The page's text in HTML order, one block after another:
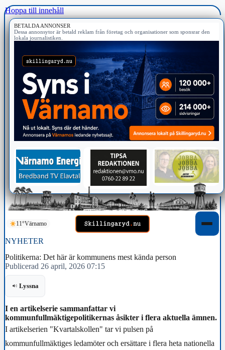
Hoppa till innehåll
BETALDA ANNONSER
Dessa annonsytor är betald reklam från företag och organisationer som sponsrar den
lokala journalistiken.
11°Värnamo
NYHETER
Politikerna: Det här är kommunens mest kända person
Publicerad 26 april, 2026 07:15
Lyssna
I en artikelserie sammanfattar vi
kommunfullmäktigepolitikernas åsikter i flera aktuella ämnen.
I artikelserien "Kvartalskollen" tar vi pulsen på
kommunfullmäktiges ledamöter och ersättare i flera heta nationella